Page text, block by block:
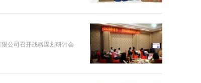
公司召开战略谋划研讨会